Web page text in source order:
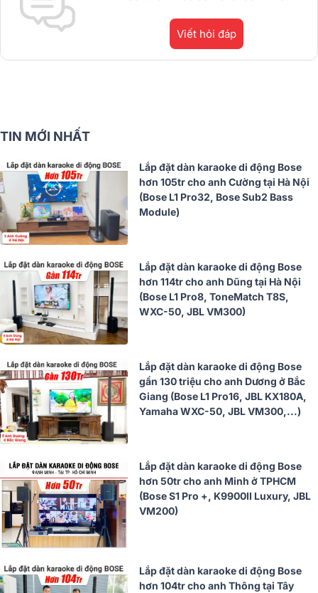
Viết hỏi đáp
TIN MỚI NHẤT
Lắp đặt dàn karaoke di động Bose
hơn 105tr cho anh Cường tại Hà Nội
(Bose L1 Pro32, Bose Sub2 Bass
Module)
Lắp đặt dàn karaoke di động Bose
hơn 114tr cho anh Dũng tại Hà Nội
(Bose L1 Pro8, ToneMatch T8S,
WXC-50, JBL VM300)
Lắp đặt dàn karaoke di động Bose
gần 130 triệu cho anh Dương ở Bắc
Giang (Bose L1 Pro16, JBL KX180A,
Yamaha WXC-50, JBL VM300,...)
Lắp đặt dàn karaoke di động Bose
hơn 50tr cho anh Minh ở TPHCM
(Bose S1 Pro +, K9900II Luxury, JBL
VM200)
Lắp đặt dàn karaoke di động Bose
hơn 104tr cho anh Thông tại Tây